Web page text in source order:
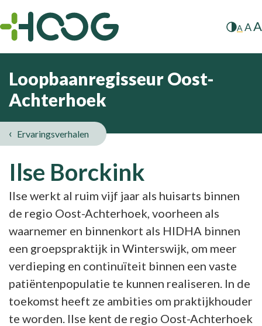
A AA
Loopbaanregisseur Oost-
Achterhoek
Ervaringsverhalen
Ilse Borckink
Ilse werkt al ruim vijf jaar als huisarts binnen
de regio Oost-Achterhoek, voorheen als
waarnemer en binnenkort als HIDHA binnen
een groepspraktijk in Winterswijk, om meer
verdieping en continuïteit binnen een vaste
patiëntenpopulatie te kunnen realiseren. In de
toekomst heeft ze ambities om praktijkhouder
te worden. Ilse kent de regio Oost-Achterhoek